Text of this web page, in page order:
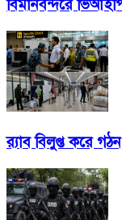
বিমানবন্দরে
র‍্যাব বিলুপ্ত করে